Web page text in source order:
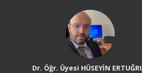
Dr. Öğr. Üyesi HÜSEYİN